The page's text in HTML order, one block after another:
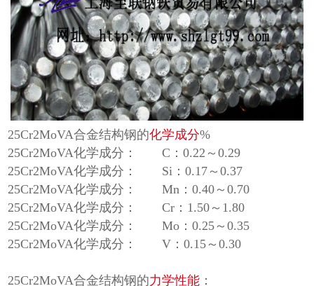
25Cr2MoVA合金结构钢的化学成分%
25Cr2MoVA化学成分： C：0.22～0.29
25Cr2MoVA化学成分： Si：0.17～0.37
25Cr2MoVA化学成分： Mn：0.40～0.70
25Cr2MoVA化学成分： Cr：1.50～1.80
25Cr2MoVA化学成分： Mo：0.25～0.35
25Cr2MoVA化学成分： V：0.15～0.30
25Cr2MoVA合金结构钢的力学性能 ：